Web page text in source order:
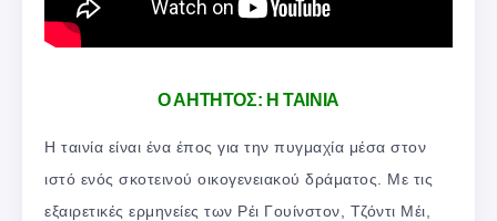
Ο ΑΗΤΗΤΟΣ: Η ΤΑΙΝΙΑ
Η ταινία είναι ένα έπος για την πυγμαχία μέσα στον
ιστό ενός σκοτεινού οικογενειακού δράματος. Με τις
εξαιρετικές ερμηνείες των Ρέι Γουίνστον, Τζόντι Μέι,